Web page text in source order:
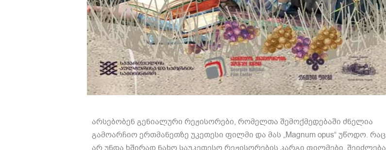
არსებობენ გენიალური რეჟისორები, რომელთა შემოქმედებაში ძნელია
გამოარჩიო ერთმანეთზე უკეთესი ფილმი და მას „Magnum opus“უწოდო. რაც